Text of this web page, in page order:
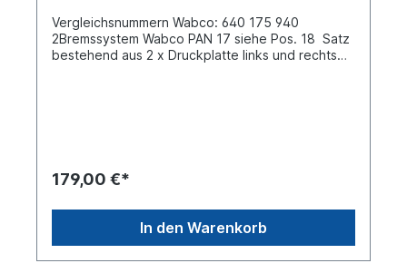
Vergleichsnummern Wabco: 640 175 940
2Bremssystem Wabco PAN 17 siehe Pos. 18 Satz
bestehend aus 2 x Druckplatte links und rechts
179,00 €*
In den Warenkorb